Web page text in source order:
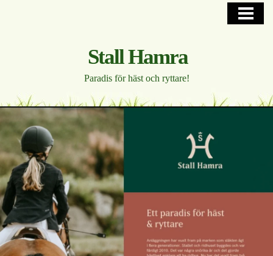
FOTOGALLERI
KONTAKTA, HITTA
BLOGG
INTERNT
Stall Hamra
Paradis för häst och ryttare!